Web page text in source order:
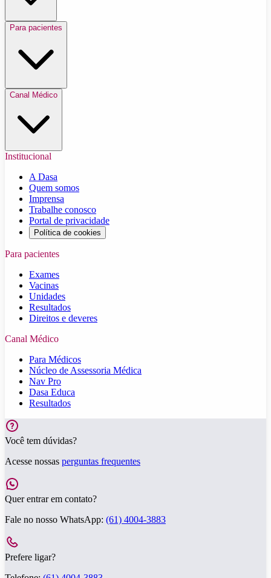
Para pacientes
Canal Médico
Institucional
A Dasa
Quem somos
Imprensa
Trabalhe conosco
Portal de privacidade
Política de cookies
Para pacientes
Exames
Vacinas
Unidades
Resultados
Direitos e deveres
Canal Médico
Para Médicos
Núcleo de Assessoria Médica
Nav Pro
Dasa Educa
Resultados
Você tem dúvidas?
Acesse nossas perguntas frequentes
Quer entrar em contato?
Fale no nosso WhatsApp: (61) 4004-3883
Prefere ligar?